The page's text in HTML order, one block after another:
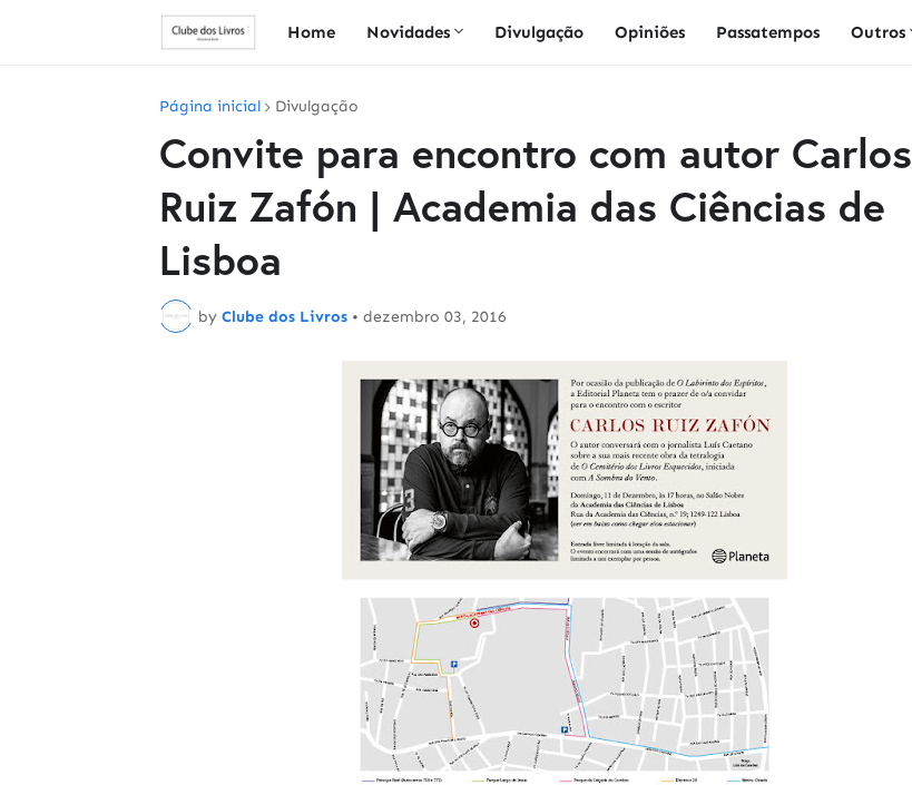
Home Novidades Divulgação Opiniões Passatempos Outros
Página inicial Divulgação
Convite para encontro com autor Carlos
Ruiz Zafón | Academia das Ciências de
Lisboa
by Clube dos Livros • dezembro 03, 2016